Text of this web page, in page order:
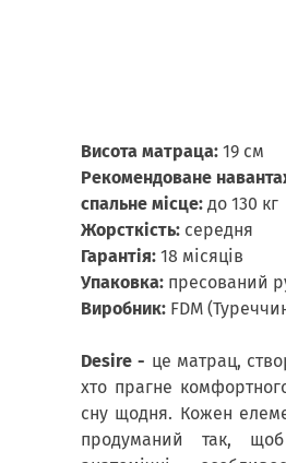
Висота матраца: 19 см
Рекомендоване
спальне місце: до 130 кг
Жорсткість: середня
Гарантія: 18 місяців
Упаковка: пресований
Виробник: FDM
Desire - це матрац,
хто прагне
сну щодня. Кожен
продуманий так, щоб